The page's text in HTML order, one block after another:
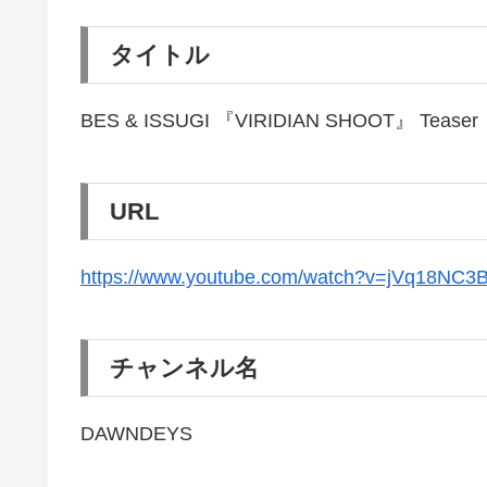
タイトル
BES & ISSUGI 『VIRIDIAN SHOOT』 Teaser
URL
https://www.youtube.com/
チャンネル名
DAWNDEYS